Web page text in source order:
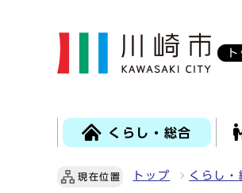
くらし・総合
現在位置 トップ くらし・